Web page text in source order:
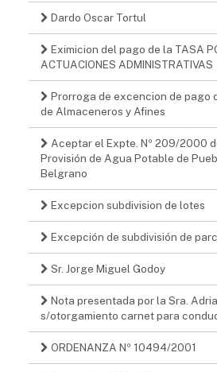
Dardo Oscar Tortul
Eximicion del pago de la TASA
ACTUACIONES ADMINISTRATIVAS
Prorroga de excencion de pago
de Almaceneros y Afines
Aceptar el Expte. Nº 209/2000
Provisión de Agua Potable de
Belgrano
Excepcion subdivision de lotes
Excepción de subdivisión de
Sr. Jorge Miguel Godoy
Nota presentada por la Sra.
s/otorgamiento carnet para
ORDENANZA Nº 10494/2001